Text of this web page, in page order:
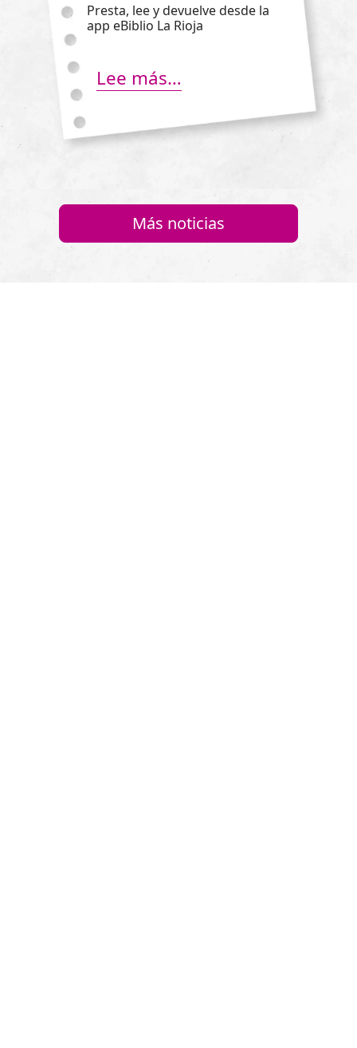
Presta, lee y devuelve desde la
app eBiblio La Rioja
Lee más…
Más noticias